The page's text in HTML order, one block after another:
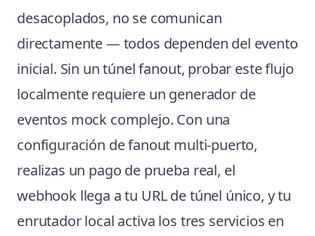
desacoplados, no se comunican
directamente — todos dependen del evento
inicial. Sin un túnel fanout, probar este flujo
localmente requiere un generador de
eventos mock complejo. Con una
configuración de fanout multi-puerto,
realizas un pago de prueba real, el
webhook llega a tu URL de túnel único, y tu
enrutador local activa los tres servicios en